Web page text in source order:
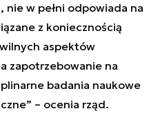
nie w pełni odpowiada na
z koniecznością
aspektów
zapotrzebowanie na
badania naukowe
– ocenia rząd.